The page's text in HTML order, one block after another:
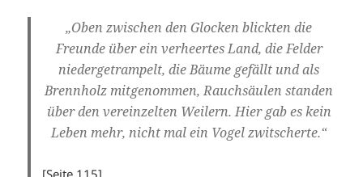
„Oben zwischen den Glocken blickten die
Freunde über ein verheertes Land, die Felder
niedergetrampelt, die Bäume gefällt und als
Brennholz mitgenommen, Rauchsäulen standen
über den vereinzelten Weilern. Hier gab es kein
Leben mehr, nicht mal ein Vogel zwitscherte.“